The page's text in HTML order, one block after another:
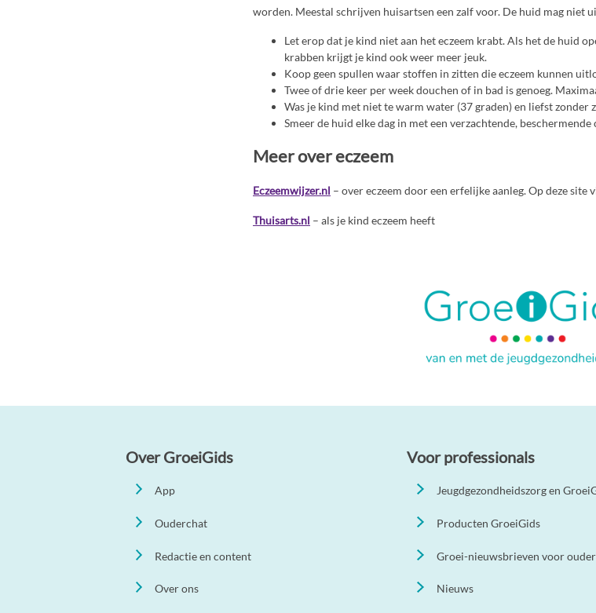
worden. Meestal schrijven huisartsen een zalf voor. De huid mag niet
Let erop dat je kind niet aan het eczeem krabt. Als het de huid
krabben krijgt je kind ook weer meer jeuk.
Koop geen spullen waar stoffen in zitten die eczeem kunnen
Twee of drie keer per week douchen of in bad is genoeg.
Was je kind met niet te warm water (37 graden) en liefst zonder
Smeer de huid elke dag in met een verzachtende, beschermende
Meer over eczeem
Eczeemwijzer.nl – over eczeem door een erfelijke aanleg. Op deze site
Thuisarts.nl – als je kind eczeem heeft
Over GroeiGids
App
Ouderchat
Redactie en content
Over ons
Voor professionals
Jeugdgezondheidszorg en
Producten GroeiGids
Groei-nieuwsbrieven voor
Nieuws